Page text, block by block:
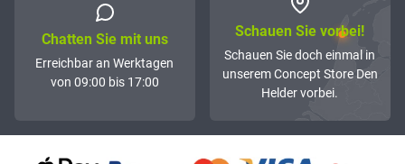
Chatten Sie mit uns
Erreichbar an Werktagen
von 09:00 bis 17:00
Schauen Sie vorbei!
Schauen Sie doch einmal in
unserem Concept Store Den
Helder vorbei.